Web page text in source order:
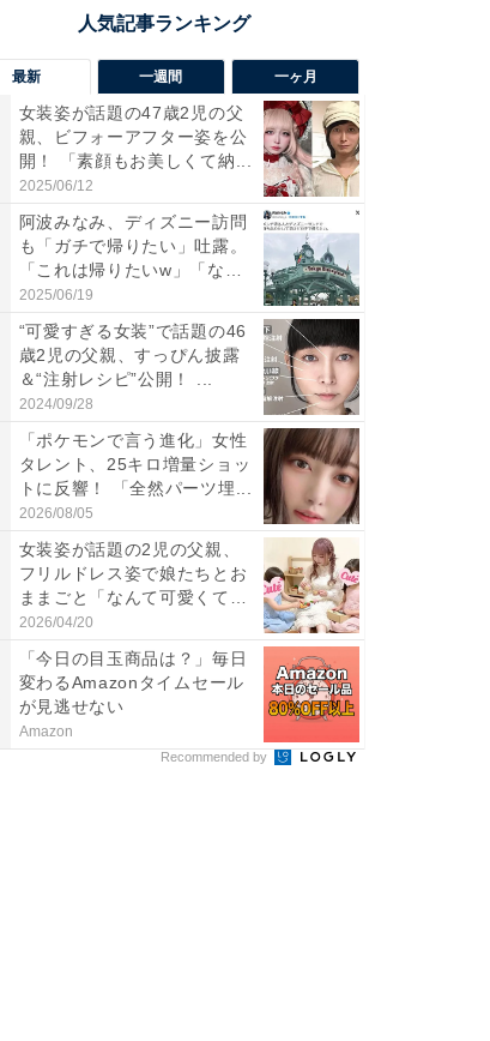
最新 一週間 一ヶ月
女装姿が話題の47歳2児の父
親、ビフォーアフター姿を公
開！ 「素顔もお美しくて納...
2025/06/12
阿波みなみ、ディズニー訪問
も「ガチで帰りたい」吐露。
「これは帰りたいw」「なん
ち...
2025/06/19
“可愛すぎる女装”で話題の46
歳2児の父親、すっぴん披露
＆“注射レシピ”公開！ ...
2024/09/28
「ポケモンで言う進化」女性
タレント、25キロ増量ショッ
トに反響！ 「全然パーツ埋...
2026/08/05
女装姿が話題の2児の父親、
フリルドレス姿で娘たちとお
ままごと「なんて可愛くて平
和...
2026/04/20
「今日の目玉商品は？」毎日
変わるAmazonタイムセール
が見逃せない
Amazon
Recommended by